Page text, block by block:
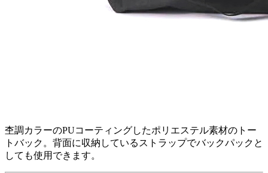
杢調カラーのPUコーティングしたポリエステル素材のトー
トバック。背面に収納しているストラップでバックパックと
しても使用できます。